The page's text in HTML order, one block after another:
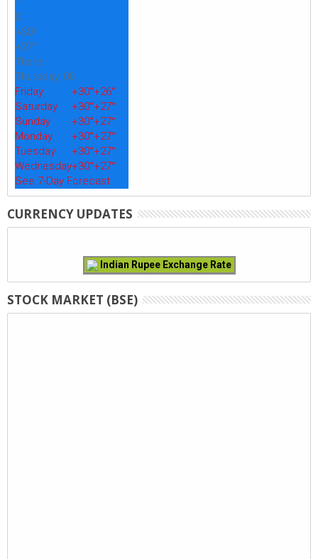
C
+30°
+27°
Thane
Thursday, 06
Friday
+30°+26°
Saturday
+30°+27°
Sunday
+30°+27°
Monday
+30°+27°
Tuesday
+30°+27°
Wednesday+30°+27°
See 7-Day Forecast
CURRENCY UPDATES
Indian Rupee Exchange Rate
STOCK MARKET (BSE)